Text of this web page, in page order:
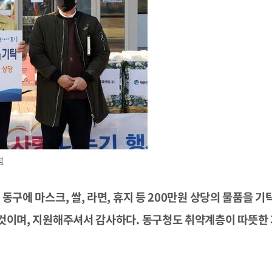
구에 마스크, 쌀, 라면, 휴지 등 200만원 상당의 물품을 기
며, 지원해주셔서 감사하다. 동구청도 취약계층이 따뜻